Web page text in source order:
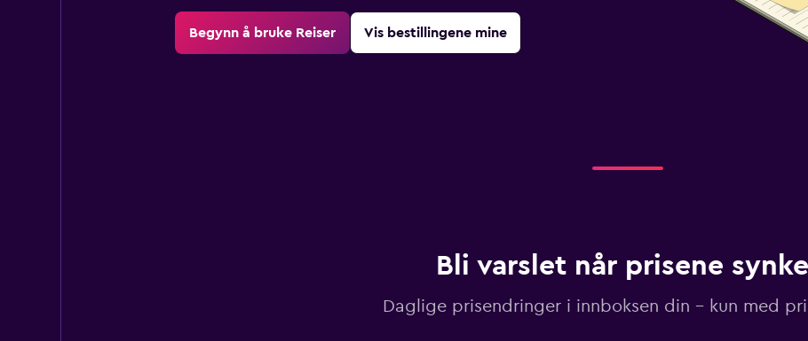
Begynn å bruke Reiser Vis bestillingene mine
Bli varslet når prisene
Daglige prisendringer i innboksen din – kun med